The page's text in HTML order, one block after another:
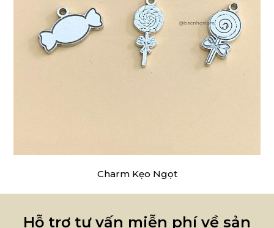
Charm Kẹo Ngọt
Hỗ trợ tư vấn miễn phí về sản